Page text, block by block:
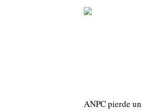
ANPC pierde